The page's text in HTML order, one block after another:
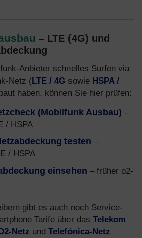
– LTE (4G) und
Anbieter schnelles Surfen via
Netz (LTE / 4G sowie HSPA /
haben, können Sie hier prüfen:
(Mobilfunk Ausbau) –
/ HSPA
testen –
/ HSPA
einsehen – früher o2-
gibt es auch noch Service-
Tarife über das Telekom
Netz und Telefónica-Netz